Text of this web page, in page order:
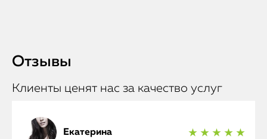
Отзывы
Клиенты ценят нас за качество услуг
Екатерина ★ ★ ★ ★ ★